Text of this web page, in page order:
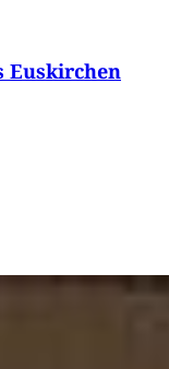
Euskirchen